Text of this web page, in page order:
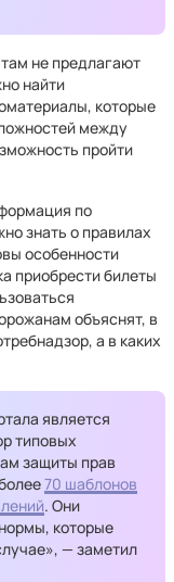
не предлагают
найти
которые
между
пройти
по
знать о правилах
особенности
приобрести билеты
объяснят, в
а в каких
является
типовых
защиты прав
70 шаблонов
. Они
которые
— заметил